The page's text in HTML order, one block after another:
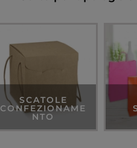
SCATOLE
CONFEZIONAME
NTO